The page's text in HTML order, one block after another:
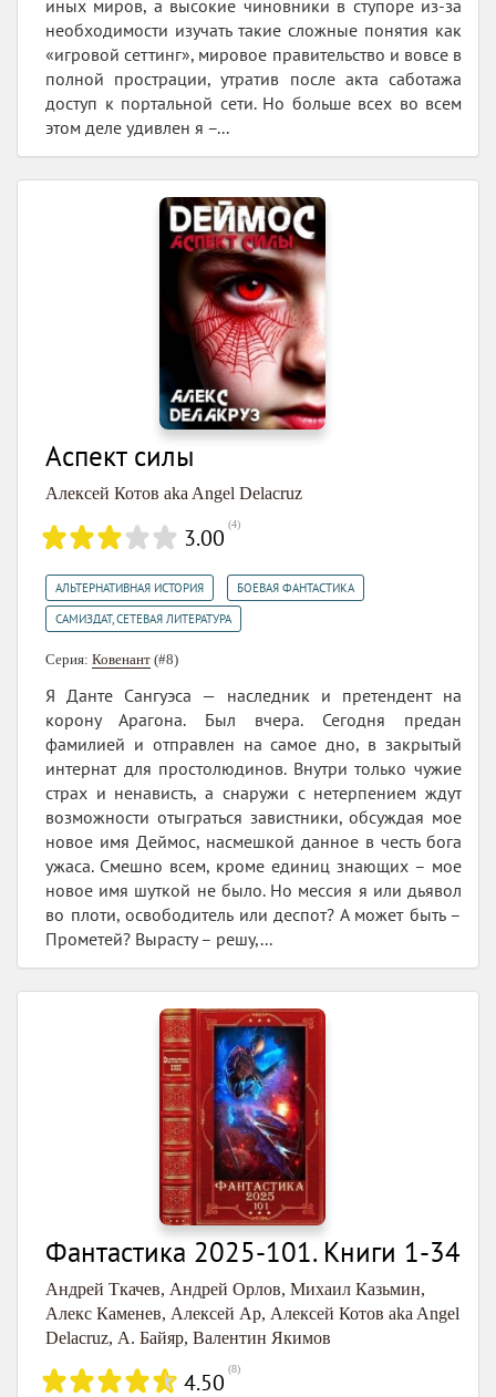
иных миров, а высокие чиновники в ступоре из-за
необходимости изучать такие сложные понятия как
«игровой сеттинг», мировое правительство и вовсе в
полной прострации, утратив после акта саботажа
доступ к портальной сети. Но больше всех во всем
этом деле удивлен я –...
Аспект силы
Алексей Котов aka Angel Delacruz
3.00 (4)
АЛЬТЕРНАТИВНАЯ ИСТОРИЯ БОЕВАЯ ФАНТАСТИКА
САМИЗДАТ, СЕТЕВАЯ ЛИТЕРАТУРА
Серия: Ковенант (#8)
Я Данте Сангуэса — наследник и претендент на
корону Арагона. Был вчера. Сегодня предан
фамилией и отправлен на самое дно, в закрытый
интернат для простолюдинов. Внутри только чужие
страх и ненависть, а снаружи с нетерпением ждут
возможности отыграться завистники, обсуждая мое
новое имя Деймос, насмешкой данное в честь бога
ужаса. Смешно всем, кроме единиц знающих – мое
новое имя шуткой не было. Но мессия я или дьявол
во плоти, освободитель или деспот? А может быть –
Прометей? Вырасту – решу,...
Фантастика 2025-101. Книги 1-34
Андрей Ткачев, Андрей Орлов, Михаил Казьмин,
Алекс Каменев, Алексей Ар, Алексей Котов aka Angel
Delacruz, А. Байяр, Валентин Якимов
4.50 (8)